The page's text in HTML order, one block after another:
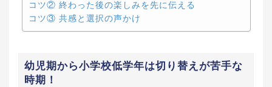
コツ② 終わった後の楽しみを先に伝える
コツ③ 共感と選択の声かけ
幼児期から小学校低学年は切り替えが苦手な
時期！